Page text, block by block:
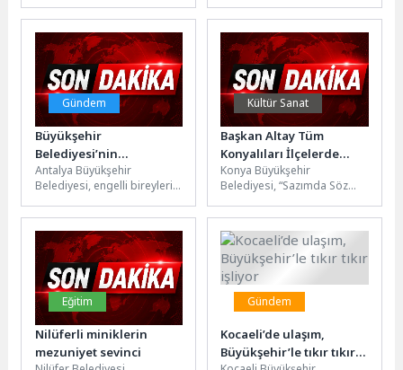
Tuna Tunca Kuzey İrlanda-
İskoçya arasındaki 36
kilometrelik...
dolar seviyesine...
Gündem
Büyükşehir
Belediyesi’nin
erişilebilirlik belgesi 38’e
çıktı
Antalya Büyükşehir
Belediyesi, engelli bireylerin
ulaşabilmesi amacıyla
başlattığı erişilebilirlik
çalışmaları kapsamında...
Kültür Sanat
Başkan Altay Tüm
Konyalıları İlçelerde
Başlattıkları Konya
Kültür Günleri’ne Davet
Etti
Konya Büyükşehir
Belediyesi, “Sazımda Söz
Konya Kültür Günleri’ni, şehir
merkezinin ardından
ilçelere...
Eğitim
Nilüferli miniklerin
mezuniyet sevinci
Gündem
Kocaeli’de ulaşım,
Büyükşehir’le tıkır tıkır